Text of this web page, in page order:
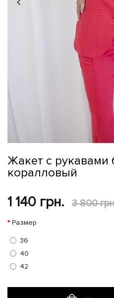
Жакет с рукавами
коралловый
1 140 грн. 3 800
Размер
36
40
42